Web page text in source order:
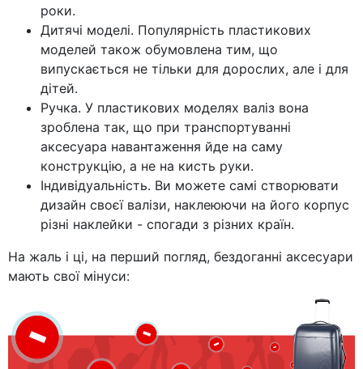
роки.
Дитячі моделі. Популярність пластикових
моделей також обумовлена тим, що
випускається не тільки для дорослих, але і для
дітей.
Ручка. У пластикових моделях валіз вона
зроблена так, що при транспортуванні
аксесуара навантаження йде на саму
конструкцію, а не на кисть руки.
Індивідуальність. Ви можете самі створювати
дизайн своєї валізи, наклеюючи на його корпус
різні наклейки - спогади з різних країн.
На жаль і ці, на перший погляд, бездоганні аксесуари
мають свої мінуси: